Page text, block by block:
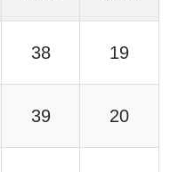
38 19
39 20